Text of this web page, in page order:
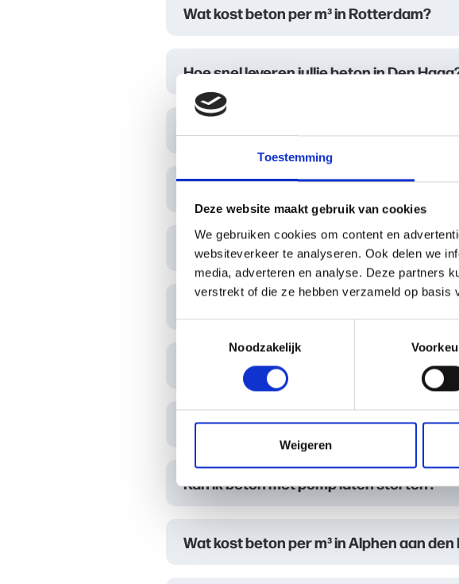
Toestemming
Deze website maakt gebruik van cookies
We gebruiken cookies om content en
websiteverkeer te analyseren. Ook delen we
media, adverteren en analyse. Deze partners
verstrekt of die ze hebben verzameld op basis
Noodzakelijk
Weigeren
Wat kost beton per m³ in Rotterdam?
Hoe snel leveren jullie beton in Den
Kan ik beton met pomp laten storten in
Wat kost beton per m³ in Den Haag?
Hoe snel leveren jullie beton in
Kan ik beton met pomp laten storten in
Wat kost beton per m³ in Amsterdam?
Hoe snel leveren jullie beton in Alphen
Kan ik beton met pomp laten storten?
Wat kost beton per m³ in Alphen aan den